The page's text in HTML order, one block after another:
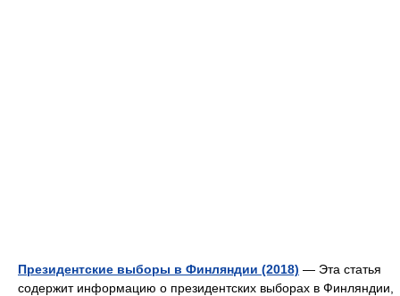
Президентские выборы в Финляндии (2018) — Эта статья
содержит информацию о президентских выборах в Финляндии,